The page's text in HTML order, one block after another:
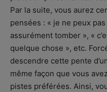
Par la suite, vous aurez
pensées : « je ne peux
assurément tomber », «
quelque chose », etc.
descendre cette pente
même façon que vous
pistes préférées. Ainsi,